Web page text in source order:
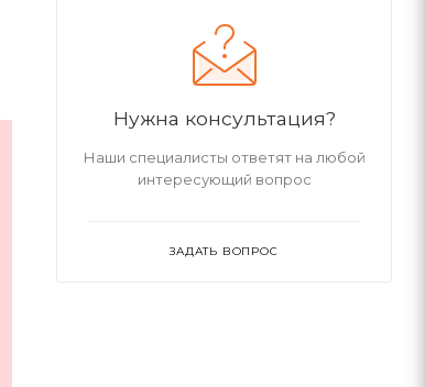
Нужна консультация?
Наши специалисты ответят на любой
интересующий вопрос
ЗАДАТЬ ВОПРОС